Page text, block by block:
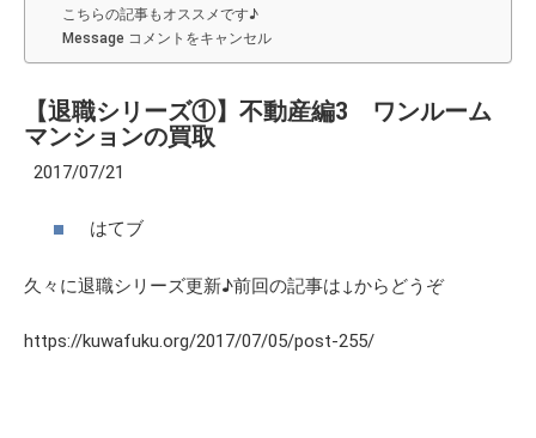
こちらの記事もオススメです♪
Message コメントをキャンセル
【退職シリーズ①】不動産編3 ワンルーム
マンションの買取
2017/07/21
はてブ
久々に退職シリーズ更新♪前回の記事は↓からどうぞ
https://kuwafuku.org/2017/07/05/post-255/